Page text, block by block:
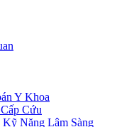
Y Khoa
Cứu
Năng Lâm Sàng